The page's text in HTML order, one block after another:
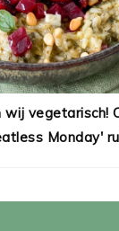
vegetarisch!
Monday'